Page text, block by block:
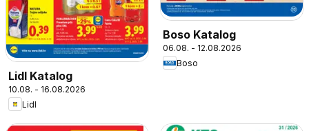
Lidl Katalog
10.08. - 16.08.2026
Lidl
Boso Katalog
06.08. - 12.08.2026
Boso